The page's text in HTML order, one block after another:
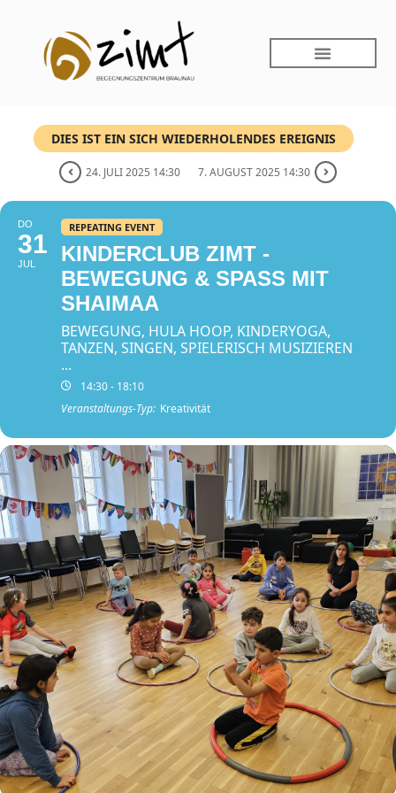
DIES IST EIN SICH WIEDERHOLENDES EREIGNIS
24. JULI 2025 14:30 7. AUGUST 2025 14:30
DO
31
JUL
REPEATING EVENT
KINDERCLUB ZIMT -
BEWEGUNG & SPASS MIT S
HAIMAA
BEWEGUNG, HULA HOOP, KINDERYOGA,
TANZEN, SINGEN, SPIELERISCH MUSIZIEREN
...
14:30 - 18:10
Veranstaltungs-Typ: Kreativität